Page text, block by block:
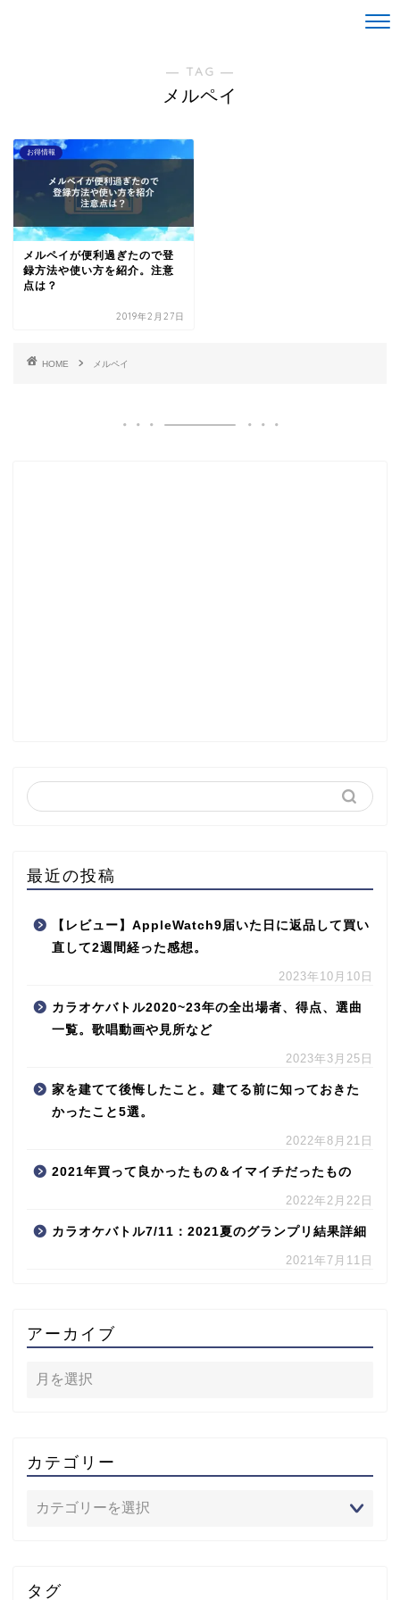
― TAG ―
メルペイ
お得情報
メルペイが便利過ぎたので登
録方法や使い方を紹介。注意
点は？
2019年2月27日
HOME メルペイ
最近の投稿
【レビュー】AppleWatch9届いた日に返品して買い
直して2週間経った感想。
2023年10月10日
カラオケバトル2020~23年の全出場者、得点、選曲
一覧。歌唱動画や見所など
2023年3月25日
家を建てて後悔したこと。建てる前に知っておきた
かったこと5選。
2022年8月21日
2021年買って良かったもの＆イマイチだったもの
2022年2月22日
カラオケバトル7/11：2021夏のグランプリ結果詳細
2021年7月11日
アーカイブ
カテゴリー
タグ